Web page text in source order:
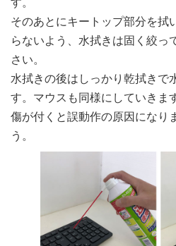
そのあとにキートップ部分を拭
らないよう、水拭きは固く絞っ
さい。
水拭きの後はしっかり乾拭きで
す。マウスも同様にしていきま
傷が付くと誤動作の原因になり
う。